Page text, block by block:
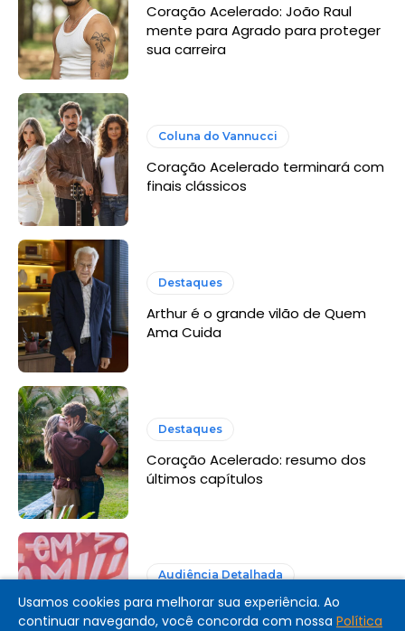
Coração Acelerado: João Raul
mente para Agrado para proteger
sua carreira
Coluna do Vannucci
Coração Acelerado terminará com
finais clássicos
Destaques
Arthur é o grande vilão de Quem
Ama Cuida
Destaques
Coração Acelerado: resumo dos
últimos capítulos
Audiência Detalhada
Audiência Detalhada: Em Família
com Eliana (Globo, 2026)
Usamos cookies para melhorar sua experiência. Ao
continuar navegando, você concorda com nossa Política